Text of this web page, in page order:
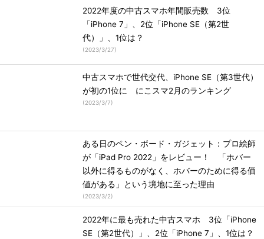
2022年度の中古スマホ年間販売数 3位
「iPhone 7」、2位「iPhone SE（第2世
代）」、1位は？
(2023/3/27)
中古スマホで世代交代、iPhone SE（第3世代）
が初の1位に にこスマ2月のランキング
(2023/3/7)
ある日のペン・ボード・ガジェット：プロ絵師
が「iPad Pro 2022」をレビュー！ 「ホバー
以外に得るものがなく、ホバーのために得る価
値がある」という境地に至った理由
(2023/3/2)
2022年に最も売れた中古スマホ 3位「iPhone
SE（第2世代）」、2位「iPhone 7」、1位は？